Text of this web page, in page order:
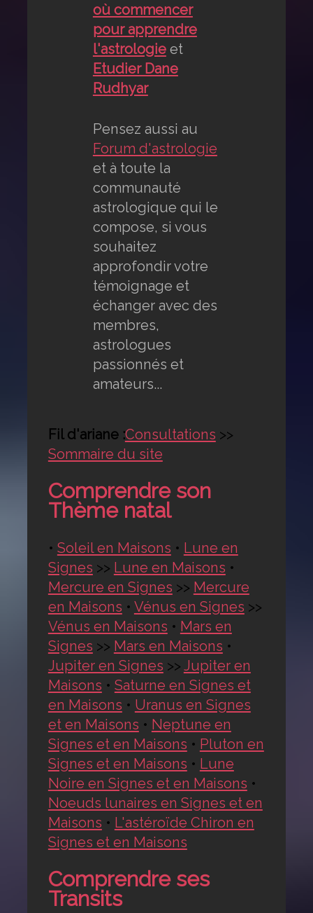
où commencer
pour apprendre
l'astrologieet
Etudier Dane
Rudhyar
Pensez aussi au
Forum d'astrologie
et à toute la
communauté
astrologique qui le
compose, si vous
souhaitez
approfondir votre
témoignage et
échanger avec des
membres,
astrologues
passionnés et
amateurs...
Fil d'ariane :Consultations >>
Sommaire du site
Comprendre son
Thème natal
• Soleil en Maisons • Lune en
Signes >> Lune en Maisons •
Mercure en Signes >> Mercure
en Maisons • Vénus en Signes >>
Vénus en Maisons • Mars en
Signes >> Mars en Maisons •
Jupiter en Signes >> Jupiter en
Maisons • Saturne en Signes et
en Maisons • Uranus en Signes
et en Maisons • Neptune en
Signes et en Maisons • Pluton en
Signes et en Maisons • Lune
Noire en Signes et en Maisons •
Noeuds lunaires en Signes et en
Maisons • L'astéroïde Chiron en
Signes et en Maisons
Comprendre ses
Transits